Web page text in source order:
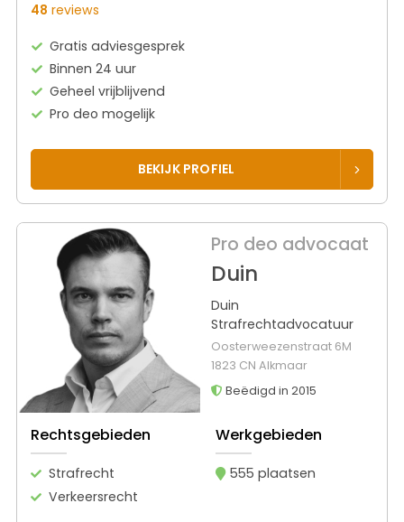
48 reviews
Gratis adviesgesprek
Binnen 24 uur
Geheel vrijblijvend
Pro deo mogelijk
BEKIJK PROFIEL
Pro deo advocaat
Duin
Duin
Strafrechtadvocatuur
Oosterweezenstraat 6M
1823 CN Alkmaar
Beëdigd in 2015
Rechtsgebieden
Strafrecht
Verkeersrecht
Werkgebieden
555 plaatsen